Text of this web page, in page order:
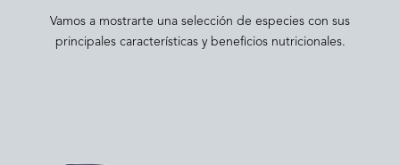
Vamos a mostrarte una selección de especies con sus
principales características y beneficios nutricionales.